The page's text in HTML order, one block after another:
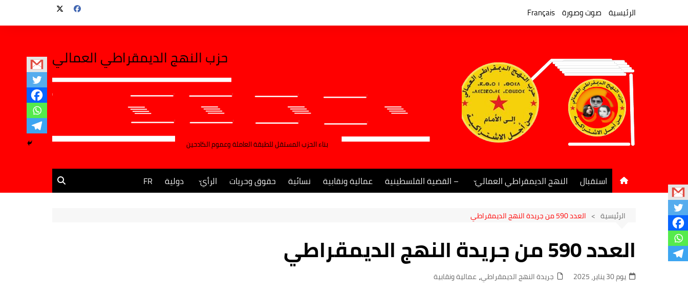
الرئيسية صوت وصورة Français
حزب النهج الديمقراطي العمالي
بناء الحزب المستقل للطبقة العاملة وعموم الكادحين
استقبال النهج الديمقراطي العمالي
جريدة النهج الديمقراطي
– القضية الفلسطينية عمالية ونقابية نسائية حقوق وحريات الرأي دولية FR
الرئيسية العدد 590 من جريدة النهج الديمقراطي
العدد 590 من جريدة النهج الديمقراطي
يوم 30 يناير، 2025 جريدة النهج الديمقراطي,عمالية ونقابية